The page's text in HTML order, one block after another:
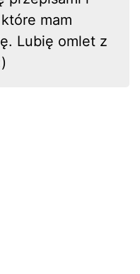
mam
Lubię omlet z